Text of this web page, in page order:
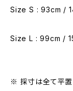
Size S : 93cm /
Size L : 99cm /
※ 採寸は全て平置